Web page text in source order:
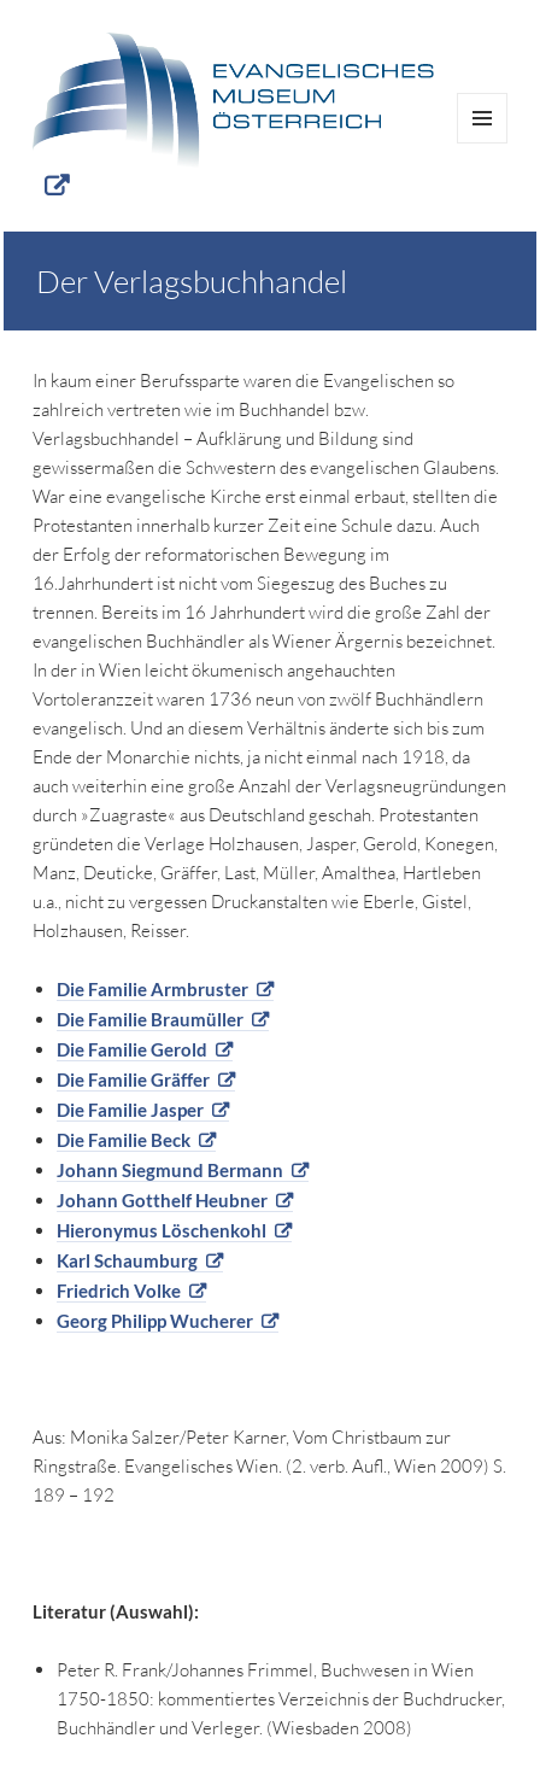
Der Verlagsbuchhandel
In kaum einer Berufssparte waren die Evangelischen so
zahlreich vertreten wie im Buchhandel bzw.
Verlagsbuchhandel – Aufklärung und Bildung sind
gewissermaßen die Schwestern des evangelischen Glaubens.
War eine evangelische Kirche erst einmal erbaut, stellten die
Protestanten innerhalb kurzer Zeit eine Schule dazu. Auch
der Erfolg der reformatorischen Bewegung im
16.Jahrhundert ist nicht vom Siegeszug des Buches zu
trennen. Bereits im 16 Jahrhundert wird die große Zahl der
evangelischen Buchhändler als Wiener Ärgernis bezeichnet.
In der in Wien leicht ökumenisch angehauchten
Vortoleranzzeit waren 1736 neun von zwölf Buchhändlern
evangelisch. Und an diesem Verhältnis änderte sich bis zum
Ende der Monarchie nichts, ja nicht einmal nach 1918, da
auch weiterhin eine große Anzahl der Verlagsneugründungen
durch »Zuagraste« aus Deutschland geschah. Protestanten
gründeten die Verlage Holzhausen, Jasper, Gerold, Konegen,
Manz, Deuticke, Gräffer, Last, Müller, Amalthea, Hartleben
u.a., nicht zu vergessen Druckanstalten wie Eberle, Gistel,
Holzhausen, Reisser.
Die Familie Armbruster
Die Familie Braumüller
Die Familie Gerold
Die Familie Gräffer
Die Familie Jasper
Die Familie Beck
Johann Siegmund Bermann
Johann Gotthelf Heubner
Hieronymus Löschenkohl
Karl Schaumburg
Friedrich Volke
Georg Philipp Wucherer
Aus: Monika Salzer/Peter Karner, Vom Christbaum zur
Ringstraße. Evangelisches Wien. (2. verb. Aufl., Wien 2009) S.
189 – 192
Literatur (Auswahl):
Peter R. Frank/Johannes Frimmel, Buchwesen in Wien
1750-1850: kommentiertes Verzeichnis der Buchdrucker,
Buchhändler und Verleger. (Wiesbaden 2008)